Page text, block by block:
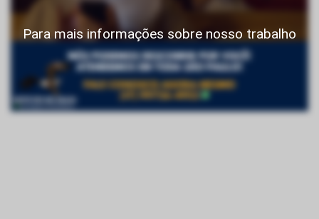
Para mais informações sobre nosso trabalho